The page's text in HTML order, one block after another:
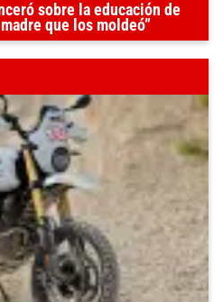
sobre la educación de
que los moldeó”